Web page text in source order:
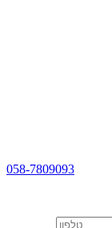
058-7809093